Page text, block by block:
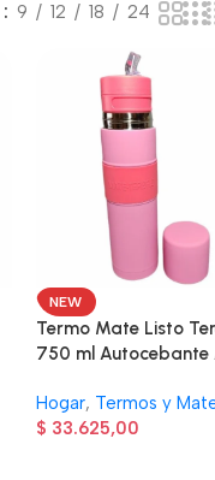
9 12 18 24
NEW
Termo Mate Listo
750 ml Autocebante
Hogar, Termos y
$ 33.625,00